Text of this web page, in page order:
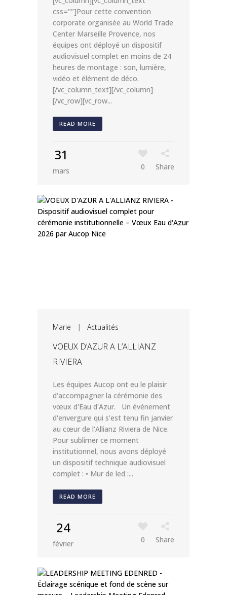
css=""]Pour cette convention
corporate organisée au World Trade
Center Marseille Provence, nos
équipes ont déployé un dispositif
audiovisuel complet en moins de 24
heures de montage : son, lumière,
vidéo et élément de déco.
[/vc_column_text][/vc_column]
[/vc_row][vc_row...
READ MORE
31
mars 0 Share
Marie | Actualités
VOEUX D’AZUR A L’ALLIANZ
RIVIERA
Les équipes Aucop ont eu le plaisir
d'accompagner la cérémonie des
vœux d'Eau d'Azur. Un événement
d'envergure qui s'est tenu fin janvier
au cœur de l'Allianz Riviera de Nice.
Pour sublimer ce moment
institutionnel, nous avons déployé
un dispositif technique audiovisuel
complet : • Mur de led :...
READ MORE
24
février 0 Share